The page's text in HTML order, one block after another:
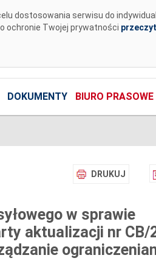
dostosowania serwisu do
ochronie Twojej prywatności
DOKUMENTY BIURO PRASOWE
DRUKUJ
w sprawie
aktualizacji nr CB/